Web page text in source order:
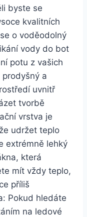
byste se
kvalitních
o voděodolný
vody do bot
potu z ‍vašich
a‍
uvnitř
tvorbě
vrstva je
udržet teplo
extrémně lehký
‍která‌
mít vždy teplo,
příliš
Pokud hledáte
na⁢ ledové